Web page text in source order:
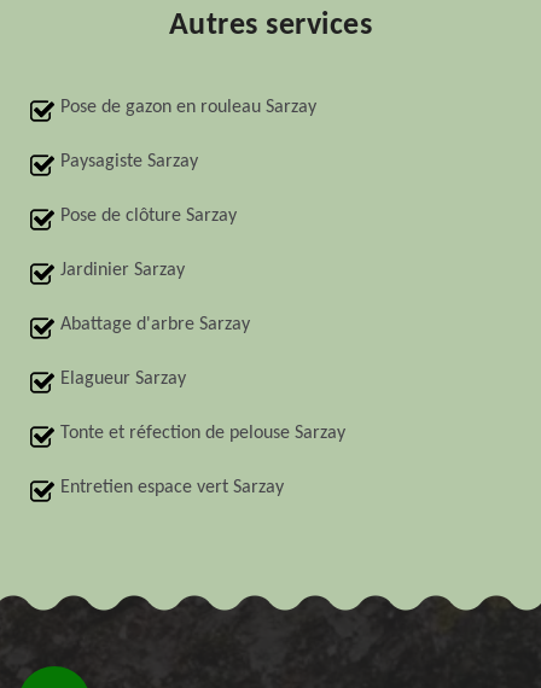
Autres services
Pose de gazon en rouleau Sarzay
Paysagiste Sarzay
Pose de clôture Sarzay
Jardinier Sarzay
Abattage d'arbre Sarzay
Elagueur Sarzay
Tonte et réfection de pelouse Sarzay
Entretien espace vert Sarzay